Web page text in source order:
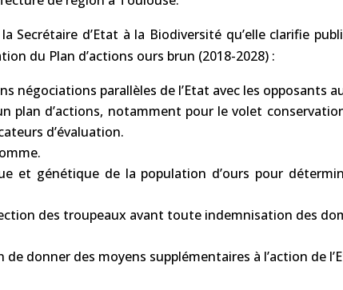
Secrétaire d’Etat à la Biodiversité qu’elle clarifie
du Plan d’actions ours brun (2018-2028) :
négociations parallèles de l’Etat avec les opposants
plan d’actions, notamment pour le volet
d’évaluation.
et génétique de la population d’ours pour
des troupeaux avant toute indemnisation des
donner des moyens supplémentaires à l’action de